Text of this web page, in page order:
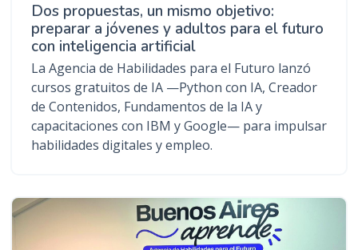
Dos propuestas, un mismo objetivo:
preparar a jóvenes y adultos para el futuro
con inteligencia artificial
La Agencia de Habilidades para el Futuro lanzó
cursos gratuitos de IA —Python con IA, Creador
de Contenidos, Fundamentos de la IA y
capacitaciones con IBM y Google— para impulsar
habilidades digitales y empleo.